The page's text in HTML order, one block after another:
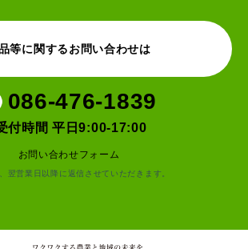
等に関するお問い合わせは
086-476-1839
付時間 平日9:00-17:00
お問い合わせフォーム
翌営業日以降に返信させていただきます。